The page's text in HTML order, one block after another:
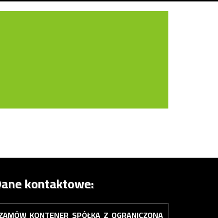
kontaktowe:
KONTENER SPÓŁKA Z OGRANICZONĄ